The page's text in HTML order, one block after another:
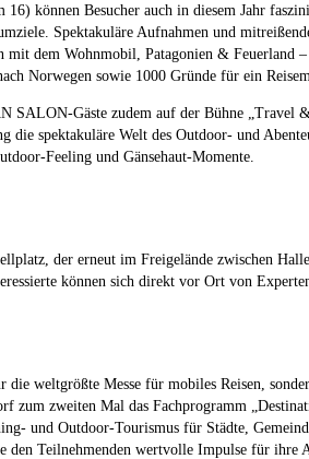
können Besucher auch in diesem Jahr
Spektakuläre Aufnahmen und
mit dem Wohnmobil, Patagonien &
Norwegen sowie 1000 Gründe für ein
SALON-Gäste zudem auf der Bühne
die spektakuläre Welt des Outdoor- und
Feeling und Gänsehaut-Momente.
der erneut im Freigelände zwischen
können sich direkt vor Ort von Experten
weltgrößte Messe für mobiles Reisen,
zum zweiten Mal das Fachprogramm
und Outdoor-Tourismus für Städte,
den Teilnehmenden wertvolle Impulse für ihre